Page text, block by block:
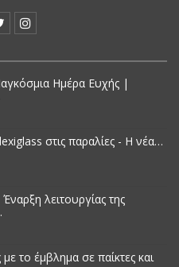
Ημέρα Ευχής |
στις παραλίες - Η νέα…
λειτουργίας της
το έμβλημα σε παίκτες και